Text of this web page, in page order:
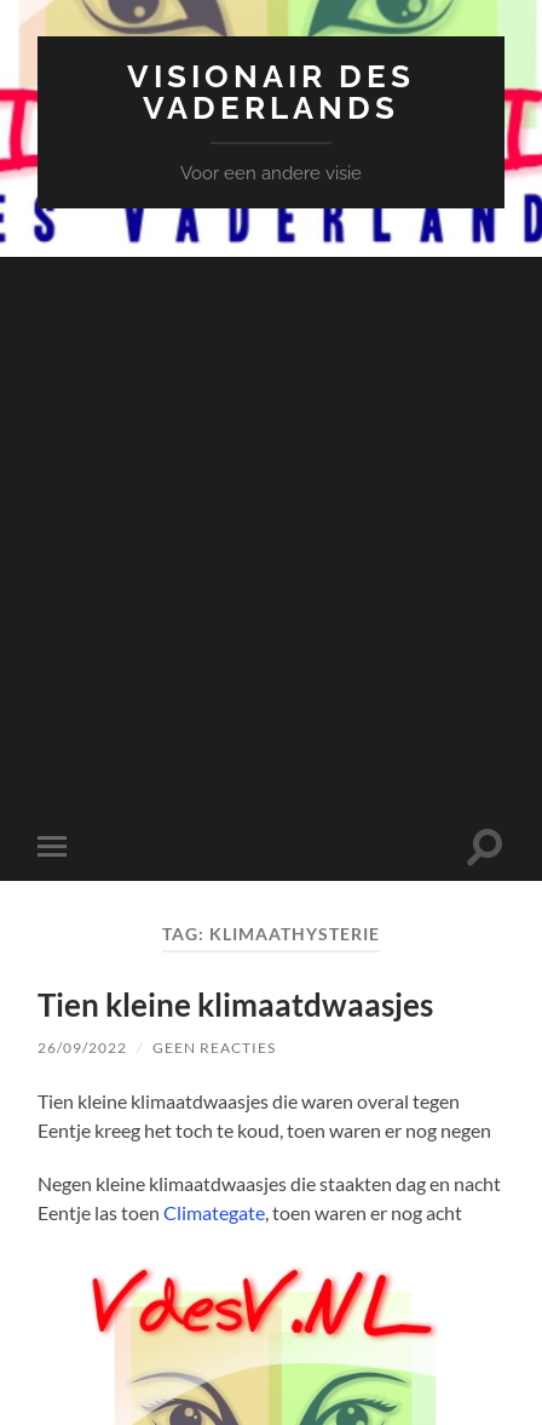
VISIONAIR DES
VADERLANDS
Voor een andere visie
Toggle
mobiel
Toggle
TAG: KLIMAATHYSTERIE
Tien kleine klimaatdwaasjes
26/09/2022 / GEEN REACTIES
Tien kleine klimaatdwaasjes die waren overal tegen
Eentje kreeg het toch te koud, toen waren er nog negen
Negen kleine klimaatdwaasjes die staakten dag en nacht
Eentje las toen Climategate, toen waren er nog acht